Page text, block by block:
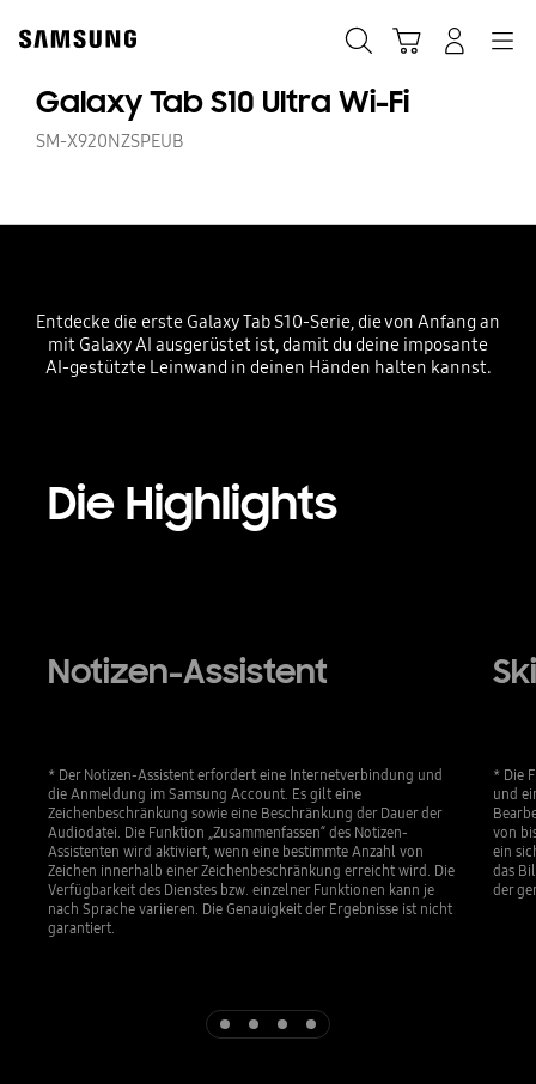
content
accessibility
Galaxy Tab S10 Ultra Wi-Fi
SM-X920NZSPEUB
Entdecke die erste Galaxy Tab S10-Serie, die von Anfang an
mit Galaxy AI ausgerüstet ist, damit du deine imposante
AI-gestützte Leinwand in deinen Händen halten kannst.
Die Highlights
Notizen-Assistent
* Der Notizen-Assistent erfordert eine Internetverbindung und
die Anmeldung im Samsung Account. Es gilt eine
Zeichenbeschränkung sowie eine Beschränkung der Dauer der
Audiodatei. Die Funktion „Zusammenfassen“ des Notizen-
Assistenten wird aktiviert, wenn eine bestimmte Anzahl von
Zeichen innerhalb einer Zeichenbeschränkung erreicht wird. Die
Verfügbarkeit des Dienstes bzw. einzelner Funktionen kann je
nach Sprache variieren. Die Genauigkeit der Ergebnisse ist nicht
garantiert.
* Die
und
von
ein
das
der